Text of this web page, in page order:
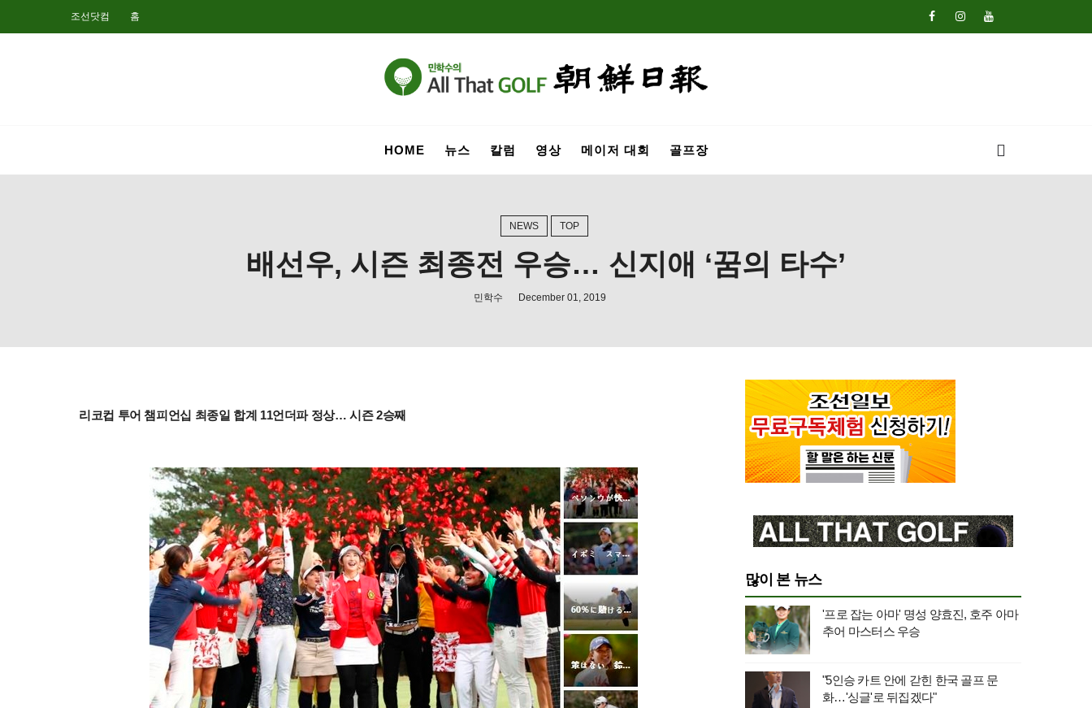
조선닷컴 홈
HOME 뉴스 칼럼 영상 메이저 대회 골프장
NEWS TOP
배선우, 시즌 최종전 우승… 신지애 ‘꿈의 타수’
민학수 December 01, 2019
리코컵 투어 챔피언십 최종일 합계 11언더파 정상… 시즌 2승째
많이 본 뉴스
'프로 잡는 아마' 명성 양효진, 호주 아마
추어 마스터스 우승
"5인승 카트 안에 갇힌 한국 골프 문
화…'싱글'로 뒤집겠다"